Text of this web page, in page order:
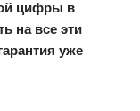
цифры в
на все эти
уже